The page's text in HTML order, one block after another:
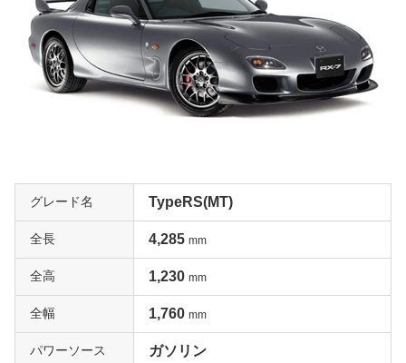
グレード名 TypeRS(MT)
全長 4,285 mm
全高 1,230 mm
全幅 1,760 mm
パワーソース ガソリン